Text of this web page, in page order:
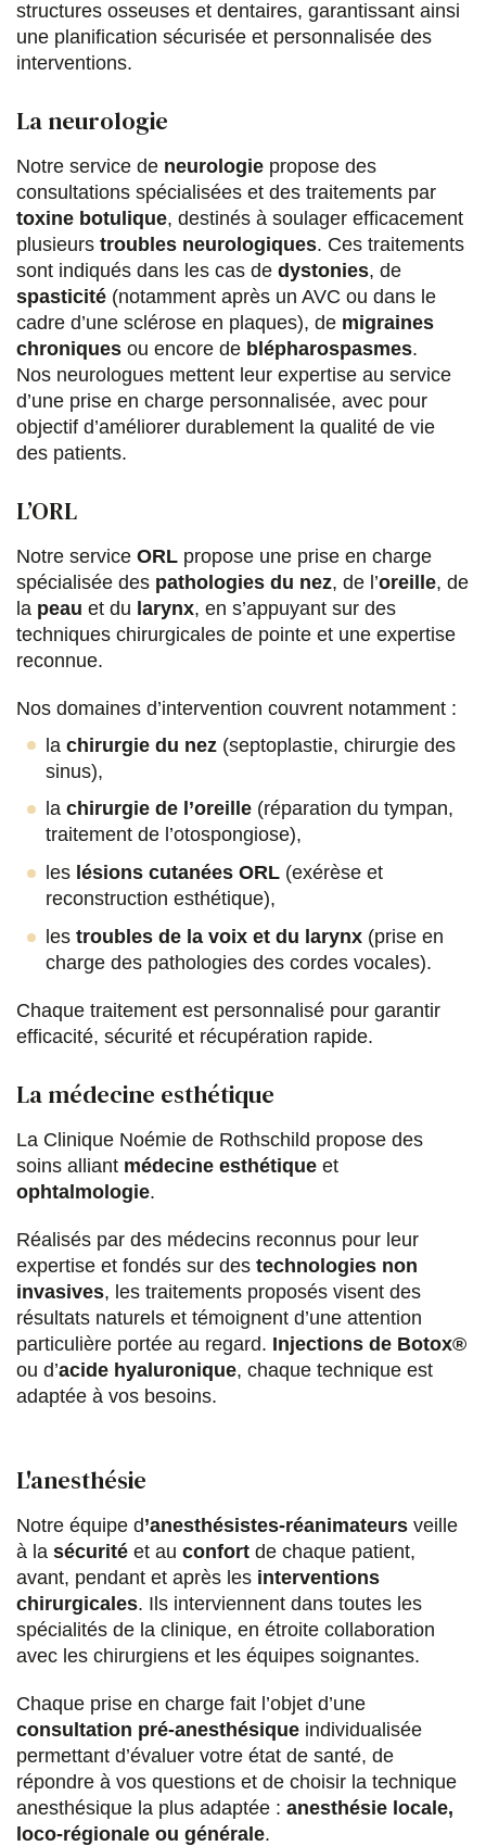
structures osseuses et dentaires, garantissant ainsi
une planification sécurisée et personnalisée des
interventions.
La neurologie
Notre service de neurologie propose des
consultations spécialisées et des traitements par
toxine botulique, destinés à soulager efficacement
plusieurs troubles neurologiques. Ces traitements
sont indiqués dans les cas de dystonies, de
spasticité (notamment après un AVC ou dans le
cadre d’une sclérose en plaques), de migraines
chroniques ou encore de blépharospasmes.
Nos neurologues mettent leur expertise au service
d’une prise en charge personnalisée, avec pour
objectif d’améliorer durablement la qualité de vie
des patients.
L’ORL
Notre service ORL propose une prise en charge
spécialisée des pathologies du nez, de l’oreille, de
la peau et du larynx, en s’appuyant sur des
techniques chirurgicales de pointe et une expertise
reconnue.
Nos domaines d’intervention couvrent notamment :
la chirurgie du nez (septoplastie, chirurgie des
sinus),
la chirurgie de l’oreille (réparation du tympan,
traitement de l’otospongiose),
les lésions cutanées ORL (exérèse et
reconstruction esthétique),
les troubles de la voix et du larynx (prise en
charge des pathologies des cordes vocales).
Chaque traitement est personnalisé pour garantir
efficacité, sécurité et récupération rapide.
La médecine esthétique
La Clinique Noémie de Rothschild propose des
soins alliant médecine esthétique et
ophtalmologie.
Réalisés par des médecins reconnus pour leur
expertise et fondés sur des technologies non
invasives, les traitements proposés visent des
résultats naturels et témoignent d’une attention
particulière portée au regard. Injections de Botox®
ou d’acide hyaluronique, chaque technique est
adaptée à vos besoins.
L'anesthésie
Notre équipe d’anesthésistes-réanimateurs veille
à la sécurité et au confort de chaque patient,
avant, pendant et après les interventions
chirurgicales. Ils interviennent dans toutes les
spécialités de la clinique, en étroite collaboration
avec les chirurgiens et les équipes soignantes.
Chaque prise en charge fait l’objet d’une
consultation pré-anesthésique individualisée
permettant d’évaluer votre état de santé, de
répondre à vos questions et de choisir la technique
anesthésique la plus adaptée : anesthésie locale,
loco-régionale ou générale.